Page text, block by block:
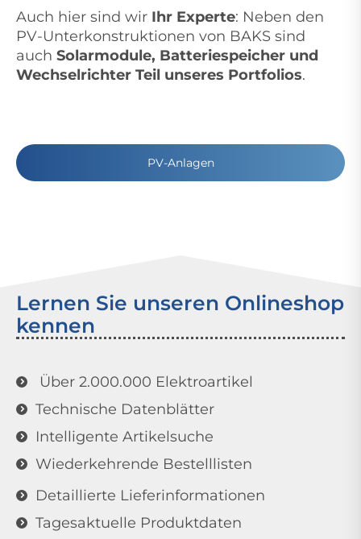
Auch hier sind wir Ihr Experte: Neben den
PV-Unterkonstruktionen von BAKS sind
auch Solarmodule, Batteriespeicher und
Wechselrichter Teil unseres Portfolios.
PV-Anlagen
Lernen Sie unseren Onlineshop
kennen
Über 2.000.000 Elektroartikel
Technische Datenblätter
Intelligente Artikelsuche
Wiederkehrende Bestelllisten
Detaillierte Lieferinformationen
Tagesaktuelle Produktdaten